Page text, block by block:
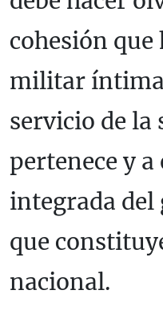
cohesión que
militar
servicio de la
pertenece y a
integrada
que
nacional.